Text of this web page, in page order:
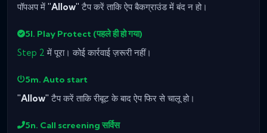
पॉपअप में "Allow" टैप करें ताकि ऐप बैकग्राउंड में बंद न हो।
5l. Play Protect (पहले ही हो गया)
Step 2 में पूरा। कोई कार्रवाई ज़रूरी नहीं।
5m. Auto start
"Allow" टैप करें ताकि रीबूट के बाद ऐप फिर से चालू हो।
5n. Call screening सर्विस